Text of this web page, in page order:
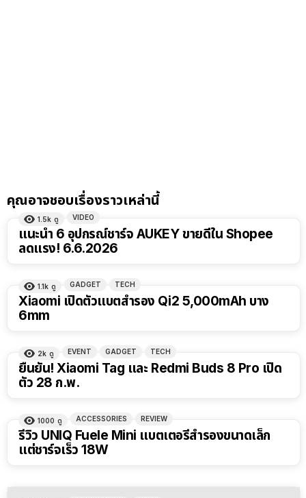
คุณอาจชอบเรื่องราวเหล่านี้
1.5k ดู VIDEO
แนะนำ 6 อุปกรณ์ชาร์จ AUKEY ขายดีใน Shopee
ลดแรง! 6.6.2026
1.1k ดู GADGET TECH
Xiaomi เปิดตัวแบตสำรอง Qi2 5,000mAh บาง
6mm
2k ดู EVENT GADGET TECH
ยืนยัน! Xiaomi Tag และ Redmi Buds 8 Pro เปิด
ตัว 28 ก.พ.
1000 ดู ACCESSORIES REVIEW
รีวิว UNIQ Fuele Mini แบตเตอรี่สำรองขนาดเล็ก
แต่ชาร์จเร็ว 18W